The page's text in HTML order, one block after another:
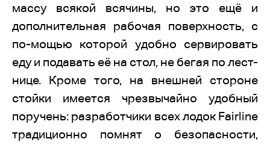
массу всякой всячины, но это ещё и
дополнительная рабочая поверхность, с
по-мощью которой удобно сервировать
еду и подавать её на стол, не бегая по лест-
нице. Кроме того, на внешней стороне
стойки имеется чрезвычайно удобный
поручень: разработчики всех лодок Fairline
традиционно помнят о безопасности,